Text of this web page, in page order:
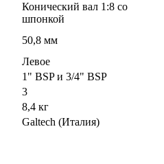
Конический вал 1:8 со
шпонкой
50,8 мм
Левое
1" BSP и 3/4" BSP
3
8,4 кг
Galtech (Италия)